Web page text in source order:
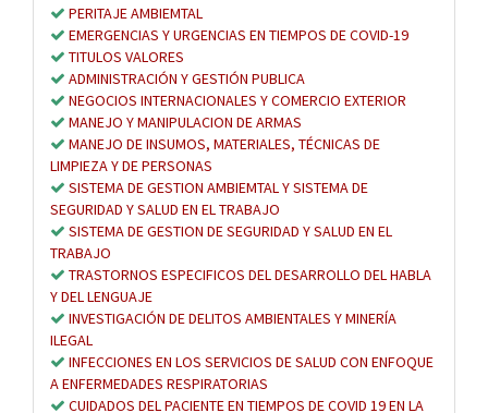
PERITAJE AMBIEMTAL
EMERGENCIAS Y URGENCIAS EN TIEMPOS DE COVID-19
TITULOS VALORES
ADMINISTRACIÓN Y GESTIÓN PUBLICA
NEGOCIOS INTERNACIONALES Y COMERCIO EXTERIOR
MANEJO Y MANIPULACION DE ARMAS
MANEJO DE INSUMOS, MATERIALES, TÉCNICAS DE
LIMPIEZA Y DE PERSONAS
SISTEMA DE GESTION AMBIEMTAL Y SISTEMA DE
SEGURIDAD Y SALUD EN EL TRABAJO
SISTEMA DE GESTION DE SEGURIDAD Y SALUD EN EL
TRABAJO
TRASTORNOS ESPECIFICOS DEL DESARROLLO DEL HABLA
Y DEL LENGUAJE
INVESTIGACIÓN DE DELITOS AMBIENTALES Y MINERÍA
ILEGAL
INFECCIONES EN LOS SERVICIOS DE SALUD CON ENFOQUE
A ENFERMEDADES RESPIRATORIAS
CUIDADOS DEL PACIENTE EN TIEMPOS DE COVID 19 EN LA